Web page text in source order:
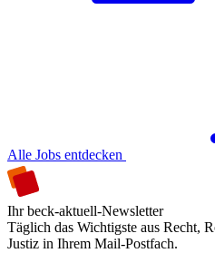
Alle Jobs entdecken
Ihr beck-aktuell-Newsletter
Täglich das Wichtigste aus Recht,
Justiz in Ihrem Mail-Postfach.